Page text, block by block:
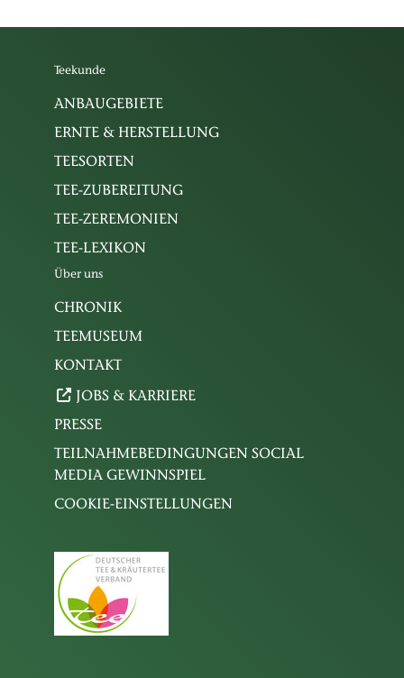
Teekunde
ANBAUGEBIETE
ERNTE & HERSTELLUNG
TEESORTEN
TEE-ZUBEREITUNG
TEE-ZEREMONIEN
TEE-LEXIKON
Über uns
CHRONIK
TEEMUSEUM
KONTAKT
JOBS & KARRIERE
PRESSE
TEILNAHMEBEDINGUNGEN SOCIAL
MEDIA GEWINNSPIEL
COOKIE-EINSTELLUNGEN